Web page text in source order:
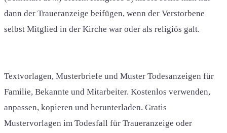
dann der Traueranzeige beifügen, wenn der Verstorbene
selbst Mitglied in der Kirche war oder als religiös galt.
Textvorlagen, Musterbriefe und Muster Todesanzeigen für
Familie, Bekannte und Mitarbeiter. Kostenlos verwenden,
anpassen, kopieren und herunterladen. Gratis
Mustervorlagen im Todesfall für Traueranzeige oder